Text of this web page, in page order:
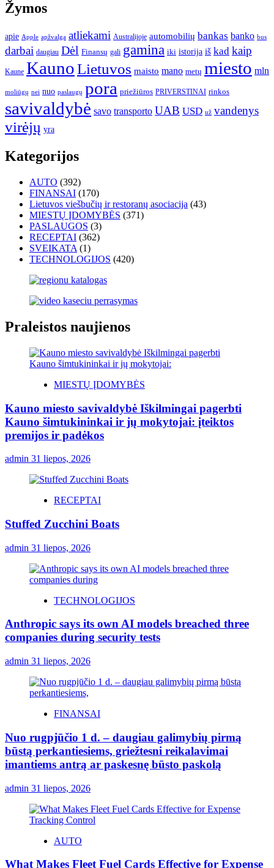
Žymos
apie Apple apžvalga atliekami Australijoje automobilių bankas banko bus
darbai daugiau Dėl Finansų gali gamina iki istorija iš kad kaip
Kaune KaunoLietuvos maisto mano metų miesto mln
moliūgų nei nuo paslaugų pora priežiūros PRIVERSTINAI rinkos
savivaldybė savo transporto UAB USD už vandenys
virėjų yra
Kategorijos
AUTO (392)
FINANSAI (170)
Lietuvos viešbučių ir restoranų asociacija (43)
MIESTŲ ĮDOMYBĖS (371)
PASLAUGOS (3)
RECEPTAI (362)
SVEIKATA (1)
TECHNOLOGIJOS (420)
Praleistos naujienos
MIESTŲ ĮDOMYBĖS
Kauno miesto savivaldybė Iškilmingai pagerbti
Kauno šimtukininkai ir jų mokytojai: įteiktos
premijos ir padėkos
admin 31 liepos, 2026
RECEPTAI
Stuffed Zucchini Boats
admin 31 liepos, 2026
TECHNOLOGIJOS
Anthropic says its own AI models breached three
companies during security tests
admin 31 liepos, 2026
FINANSAI
Nuo rugpjūčio 1 d. – daugiau galimybių pirmą
būstą perkantiesiems, griežtesni reikalavimai
imantiems antrą ar paskesnę būsto paskolą
admin 31 liepos, 2026
AUTO
What Makes Fleet Fuel Cards Effective for Expense